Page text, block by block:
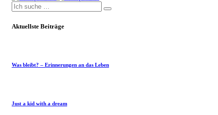
Aktuellste Beiträge
Was bleibt? – Erinnerungen an das Leben
Just a kid with a dream